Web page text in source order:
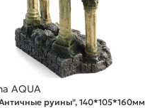
AQUA
руины", 140*105*160мм